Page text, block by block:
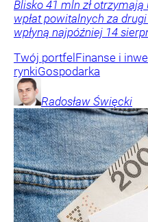
Blisko 41 mln zł otrzymają
wpłat powitalnych za
wpłyną najpóźniej 14
Twój portfelFinanse i
rynkiGospodarka
Radosław Święcki